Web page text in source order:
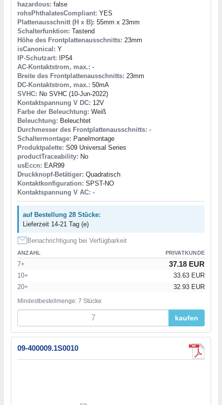
hazardous: false
rohsPhthalatesCompliant: YES
Plattenausschnitt (H x B): 55mm x 23mm
Schalterfunktion: Tastend
Höhe des Frontplattenausschnitts: 23mm
isCanonical: Y
IP-Schutzart: IP54
AC-Kontaktstrom, max.: -
Breite des Frontplattenausschnitts: 23mm
DC-Kontaktstrom, max.: 50mA
SVHC: No SVHC (10-Jun-2022)
Kontaktspannung V DC: 12V
Farbe der Beleuchtung: Weiß
Beleuchtung: Beleuchtet
Durchmesser des Frontplattenausschnitts: -
Schaltermontage: Panelmontage
Produktpalette: S09 Universal Series
productTraceability: No
usEccn: EAR99
Druckknopf-Betätiger: Quadratisch
Kontaktkonfiguration: SPST-NO
Kontaktspannung V AC: -
auf Bestellung 28 Stücke:
Lieferzeit 14-21 Tag (e)
Benachrichtigung bei Verfügbarkeit
ANZAHL PRIVATKUNDE
7+ 37.18 EUR
10+
33.63 EUR
20+
32.93 EUR
Mindestbestellmenge: 7 Stücke
kaufen
09-400009.1S0010